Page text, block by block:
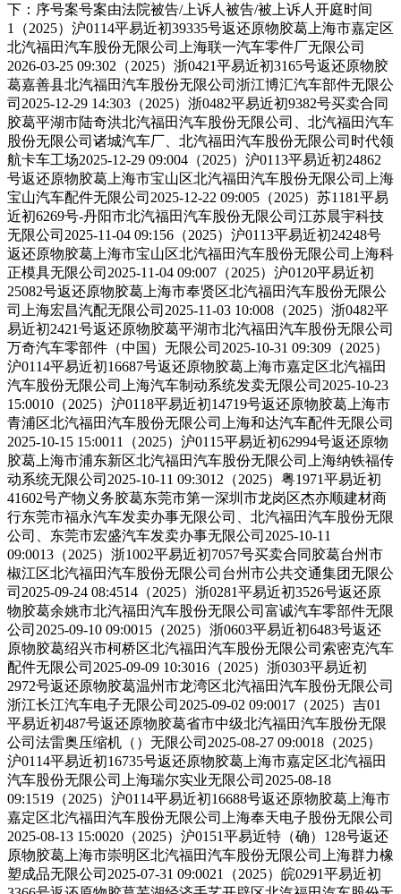
下：序号案号案由法院被告/上诉⼈被告/被上诉人开庭时间
1（2025）沪0114平易近初39335号返还原物胶葛上海市嘉定区
北汽福田汽车股份无限公司上海联一汽车零件厂无限公司
2026-03-25 09:302（2025）浙0421平易近初3165号返还原物胶
葛嘉善县北汽福田汽车股份无限公司浙江博汇汽车部件无限公
司2025-12-29 14:303（2025）浙0482平易近初9382号买卖合同
胶葛平湖市陆奇洪北汽福田汽车股份无限公司、北汽福田汽车
股份无限公司诸城汽车厂、北汽福田汽车股份无限公司时代领
航卡车工场2025-12-29 09:004（2025）沪0113平易近初24862
号返还原物胶葛上海市宝山区北汽福田汽车股份无限公司上海
宝山汽车配件无限公司2025-12-22 09:005（2025）苏1181平易
近初6269号-丹阳市北汽福田汽车股份无限公司江苏晨宇科技
无限公司2025-11-04 09:156（2025）沪0113平易近初24248号
返还原物胶葛上海市宝山区北汽福田汽车股份无限公司上海科
正模具无限公司2025-11-04 09:007（2025）沪0120平易近初
25082号返还原物胶葛上海市奉贤区北汽福田汽车股份无限公
司上海宏昌汽配无限公司2025-11-03 10:008（2025）浙0482平
易近初2421号返还原物胶葛平湖市北汽福田汽车股份无限公司
万奇汽车零部件（中国）无限公司2025-10-31 09:309（2025）
沪0114平易近初16687号返还原物胶葛上海市嘉定区北汽福田
汽车股份无限公司上海汽车制动系统发卖无限公司2025-10-23
15:0010（2025）沪0118平易近初14719号返还原物胶葛上海市
青浦区北汽福田汽车股份无限公司上海和达汽车配件无限公司
2025-10-15 15:0011（2025）沪0115平易近初62994号返还原物
胶葛上海市浦东新区北汽福田汽车股份无限公司上海纳铁福传
动系统无限公司2025-10-11 09:3012（2025）粤1971平易近初
41602号产物义务胶葛东莞市第一深圳市龙岗区杰亦顺建材商
行东莞市福永汽车发卖办事无限公司、北汽福田汽车股份无限
公司、东莞市宏盛汽车发卖办事无限公司2025-10-11
09:0013（2025）浙1002平易近初7057号买卖合同胶葛台州市
椒江区北汽福田汽车股份无限公司台州市公共交通集团无限公
司2025-09-24 08:4514（2025）浙0281平易近初3526号返还原
物胶葛余姚市北汽福田汽车股份无限公司富诚汽车零部件无限
公司2025-09-10 09:0015（2025）浙0603平易近初6483号返还
原物胶葛绍兴市柯桥区北汽福田汽车股份无限公司索密克汽车
配件无限公司2025-09-09 10:3016（2025）浙0303平易近初
2972号返还原物胶葛温州市龙湾区北汽福田汽车股份无限公司
浙江长江汽车电子无限公司2025-09-02 09:0017（2025）吉01
平易近初487号返还原物胶葛省市中级北汽福田汽车股份无限
公司法雷奥压缩机（）无限公司2025-08-27 09:0018（2025）
沪0114平易近初16735号返还原物胶葛上海市嘉定区北汽福田
汽车股份无限公司上海瑞尔实业无限公司2025-08-18
09:1519（2025）沪0114平易近初16688号返还原物胶葛上海市
嘉定区北汽福田汽车股份无限公司上海奉天电子股份无限公司
2025-08-13 15:0020（2025）沪0151平易近特（确）128号返还
原物胶葛上海市崇明区北汽福田汽车股份无限公司上海群力橡
塑成品无限公司2025-07-31 09:0021（2025）皖0291平易近初